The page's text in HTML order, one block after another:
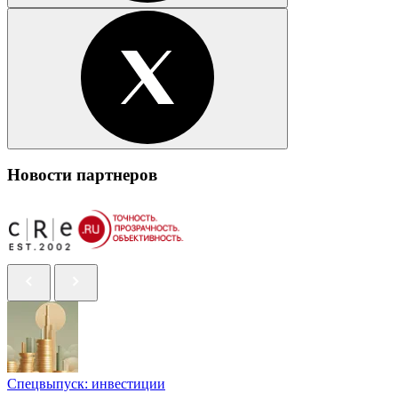
Новости партнеров
Спецвыпуск: инвестиции